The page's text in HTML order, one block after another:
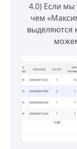
4.0) Если
чем
выделяются